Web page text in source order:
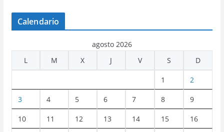
Calendario
agosto 2026
L
M X J V S D
1 2
3 4 5 6 7 8 9
10 11 12 13 14 15 16